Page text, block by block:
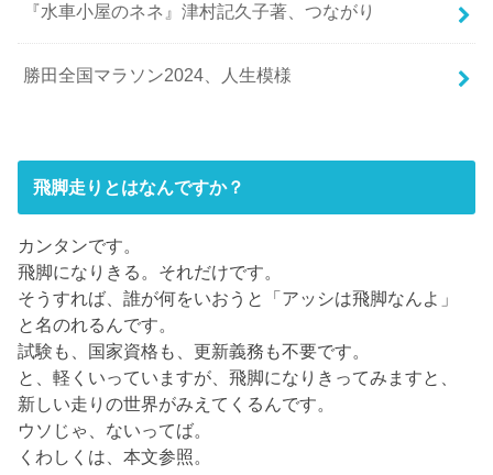
『水車小屋のネネ』津村記久子著、つながり
勝田全国マラソン2024、人生模様
飛脚走りとはなんですか？
カンタンです。
飛脚になりきる。それだけです。
そうすれば、誰が何をいおうと「アッシは飛脚なんよ」
と名のれるんです。
試験も、国家資格も、更新義務も不要です。
と、軽くいっていますが、飛脚になりきってみますと、
新しい走りの世界がみえてくるんです。
ウソじゃ、ないってば。
くわしくは、本文参照。